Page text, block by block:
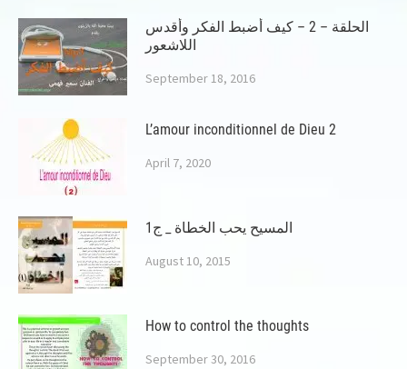
الحلقة – 2 – كيف أضبط الفكر وأقدس
اللاشعور
September 18, 2016
L’amour inconditionnel de Dieu 2
April 7, 2020
المسيح يحب الخطاة _ ج1
August 10, 2015
How to control the thoughts
September 30, 2016